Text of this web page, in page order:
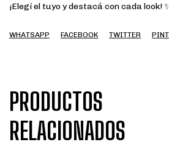
¡Elegí el tuyo y destacá con cada look!
WHATSAPP FACEBOOK TWITTER
PRODUCTOS
RELACIONADOS